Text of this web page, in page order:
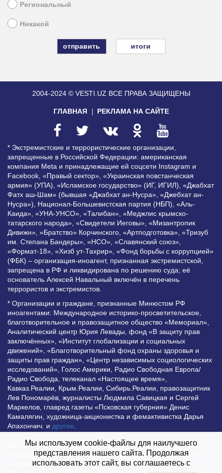
Региональный
Никакой
итоги
2004-2024 © VESTI.UZ ВСЕ ПРАВА ЗАЩИЩЕНЫ
ГЛАВНАЯ РЕКЛАМА НА САЙТЕ
* Экстремистские и террористические организации,
запрещенные в Российской Федерации: американская
компания Meta и принадлежащие ей соцсети Instagram и
Facebook, «Правый сектор», «Украинская повстанческая
армия» (УПА), «Исламское государство» (ИГ, ИГИЛ), «Джабхат
Фатх аш-Шам» (бывшая «Джабхат ан-Нусра», «Джебхат ан-
Нусра»), Национал-Большевистская партия (НБП), «Аль-
Каида», «УНА-УНСО», «Талибан», «Меджлис крымско-
татарского народа», «Свидетели Иеговы», «Мизантропик
Дивижн», «Братство» Корчинского, «Артподготовка», «Тризуб
им. Степана Бандеры», «НСО», «Славянский союз»,
«Формат-18», «Хизб ут-Тахрир», «Фонд борьбы с коррупцией»
(ФБК) – организация-иноагент, признанная экстремистской,
запрещена в РФ и ликвидирована по решению суда; её
основатель Алексей Навальный включён в перечень
террористов и экстремистов.
* Организации и граждане, признанные Минюстом РФ
иноагентами: Международное историко-просветительское,
благотворительное и правозащитное общество «Мемориал»,
Аналитический центр Юрия Левады, фонд «В защиту прав
заключённых», «Институт глобализации и социальных
движений», «Благотворительный фонд охраны здоровья и
защиты прав граждан», «Центр независимых социологических
исследований», Голос Америки, Радио Свободная Европа/
Радио Свобода, телеканал «Настоящее время»,
Кавказ.Реалии, Крым.Реалии, Сибирь.Реалии, правозащитник
Лев Пономарёв, журналисты Людмила Савицкая и Сергей
Маркелов, главред газеты «Псковская губерния» Денис
Камалягин, художница-акционистка и фемактивистка Дарья
Апахончич. и другие.
Все права защищены и охраняются законом. Любое
использование материалов сайта допустимо при условии
наличия активной гиперссылки на Vesti.UZ.
Мы используем cookie-файлы для наилучшего
представления нашего сайта. Продолжая
использовать этот сайт, вы соглашаетесь с